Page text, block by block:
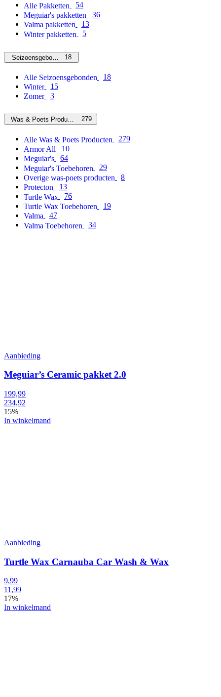
Alle Pakketten
54
Meguiar's pakketten
36
Valma pakketten
13
Winter pakketten
5
Seizoensgebonden18
Alle Seizoensgebonden
18
Winter
15
Zomer
3
Was & Poets Producten 279
Alle Was & Poets Producten
279
Armor All
10
Meguiar's
64
Meguiar's Toebehoren
29
Overige was-poets producten
8
Protecton
13
Turtle Wax
76
Turtle Wax Toebehoren
19
Valma
47
Valma Toebehoren
34
Aanbieding
Meguiar’s Ceramic pakket 2.0
199,99
234,92
15%
In winkelmand
Aanbieding
Turtle Wax Carnauba Car Wash & Wax
9,99
11,99
17%
In winkelmand